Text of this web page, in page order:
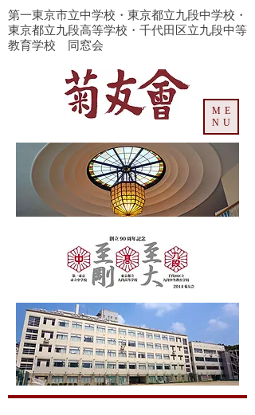
ME
NU
​第一東京市立中学校・東京都立九段中学校・
東京都立九段高等学校・千代田区立九段中等
教育学校 同窓会